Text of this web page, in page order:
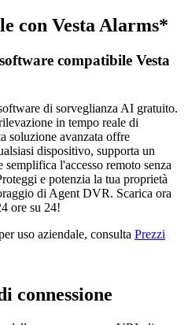
con Vesta Alarms*
compatibile Vesta
di sorveglianza AI gratuito.
in tempo reale di
soluzione avanzata offre
dispositivo, supporta un
l'accesso remoto senza
e potenzia la tua proprietà
di Agent DVR. Scarica ora
ore su 24!
uso aziendale, consulta Prezzi
connessione